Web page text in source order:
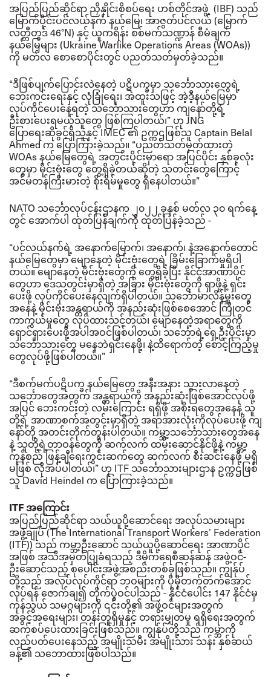
အပြည်ပြည်ဆိုင်ရာ ညှိနှိုင်းစိစပ်ရေး ဟစ်တိုင်အဖွဲ့ (IBF) သည်
မြောက်ပိုင်းပင်လယ်နက် နယ်မြေ၊ အာဇွတ်ပင်လယ် (မြောက်
လတ္တီတွဒ်46°N) နှင့် ယူကရိန်း စစ်မက်သဏ္ဍာန် စီမံချက်
နယ်မြေများ (Ukraine Warlike Operations Areas (WOAs))
ကို မတ်လ စောစောပိုင်းတွင် ပညတ်သတ်မှတ်ခဲ့သည်။
“ဒီဖြစ်ပျက်ပြောင်းလဲနေတဲ့ ပဋိပက္ခမှာ သင်္ဘောသားတွေရဲ့
ဘေးကင်းရေးနှင့် လုံခြုံရေး၊ အထူးသဖြင့် အဲ့ဒီ့နယ်မြေမှာ
လုပ်ကိုင်ပေးနေရတဲ့ သင်္ဘောသားတွေဟာ ကျနော်တို့ရဲ့
ဦးစားပေးရမယ့်သူတွေ ဖြစ်ကြပါတယ်၊” ဟုJNG
ပြောရေးဆိုခွင့်ရှိသူနှင့်IMEC၏ ဥက္ကဌဖြစ်သူCaptain Belal
Ahmedက ပြောကြားခဲ့သည်။ “ပညတ်သတ်မှတ်ထားတဲ့
WOAsနယ်မြေတွေရဲ့ အတွင်းပိုင်းမှာရော အပြင်ပိုင်း နှစ်ခုလုံး
တွေမှာ မိုင်းဗုံးတွေ တွေ့ရှိခဲ့တယ်ဆိုတဲ့ သတင်းတွေကြောင့်
အင်မတန်ကြီးမားတဲ့ စိုးရိမ်မှုတွေ ရှိနေပါတယ်။”
NATO သင်္ဘောလုပ်ငန်းဌာနက ၂၀၂၂ ခုနှစ် မတ်လ ၃၀ ရက်နေ့
တွင် အောက်ပါ ထုတ်ပြန်ချက်ကို ထုတ်ပြန်ခဲ့သည် -
“ပင်လယ်နက်ရဲ့ အနောက်မြောက်၊ အနောက်၊ နဲ့အနောက်တောင်
နယ်မြေတွေမှာ မျောနေတဲ့ မိုင်းဗုံးတွေရဲ့ ခြိမ်းခြောက်မှုရှိပါ
တယ်။မျောနေတဲ့ မိုင်းဗုံးတွေကို တွေ့ရှိခဲ့ပြီး နိုင်ငံ့အာဏာပိုင်
တွေဟာ ဒေသတွင်းမှာရှိတဲ့ အခြား မိုင်းဗုံးတွေကို ရှာဖို့နဲ့ ရှင်း
ပေးဖို့ လုပ်ကိုင်ပေးနေလျက်ရှိပါတယ်။ သင်္ဘောမာလိန်မှူးတွေ
အနေနဲ့ မိုင်းဗုံးအန္တရာယ်ကို အနည်းဆုံးဖြစ်စေအောင် ကြိုတင်
ကာကွယ်မှုတွေ လုပ်ထားသင့်တယ်၊ မျောနေတဲ့အရာတွေကို
ရှောင်ရှားပေးဖို့အပါအဝင်ဖြစ်ပါတယ်၊ သင်္ဘောရဲ့ရှေ့ဦးပိုင်းမှာ
သင်္ဘောသားတွေ မနေဘဲရှင်းနေဖို့၊ နဲ့ထိရောက်တဲ့ စောင့်ကြည့်မှု
တွေလုပ်ဖို့ဖြစ်ပါတယ်။”
“ဒီစက်မက်ပဋိပက္ခ နယ်မြေတွေ အနီးအနား သွားလာနေတဲ့
သင်္ဘောတွေအတွက် အန္တရာယ်ကို အနည်းဆုံးဖြစ်အောင်လုပ်ဖို့
အပြင် ဘေးကင်းတဲ့ လမ်းကြောင်း ရရှိဖို့ အစိုးရတွေအနေနဲ့ သူ
တို့ရဲ့ အာဏာစက်အတွင်းမှာရှိတဲ့ အရာအားလုံးကိုလုပ်ပေးဖို့ ကျ
နော်တို့ အတင်းတိုက်တွန်းပါတယ်။ ကမ္ဘာ့သင်္ဘောသားတွေအနေ
နဲ့ သူတို့ရဲ့တာဝန်တွေကို ဆက်လက် ထမ်းဆောင်နိုင်ဖို့နဲ့ ကမ္ဘာ့
ကုန်စည် ဖြန့်ချီရေးကွင်းဆက်တွေ ဆက်လက် စီးဆင်းနေဖို့ မရှိ
မဖြစ် လိုအပ်ပါတယ်၊” ဟု ITF သင်္ဘောသားများဌာန ဥက္ကဌဖြစ်
သူDavid Heindel က ပြောကြားခဲ့သည်။
ITFအကြောင်း
အပြည်ပြည်ဆိုင်ရာ သယ်ယူပို့ဆောင်ရေး အလုပ်သမားများ
အဖွဲ့ချုပ်(The International Transport Workers’ Federation
(ITF))သည် ကမ္ဘာ့ဦးဆောင် သယ်ယူပို့ဆောင်ရေး အာဏာပိုင်
အဖြစ် အသိအမှတ်ပြုခံရသည့် ဒီမိုကရေစီဆန်ဆန် အဖွဲ့ဝင်-
ဦးဆောင်သည့် စုပေါင်းအဖွဲ့အစည်းတစ်ခုဖြစ်သည်။ ကျွန်ုပ်
တို့သည် အလုပ်လုပ်ကိုင်ရာဘဝများကို ပိုမိုတက်တက်အောင်
လုပ်ရန်ဇောက်ချ၍ တိုက်ပွဲဝင်ပါသည်-နိုင်ငံပေါင်း 147နိုင်ငံမှ
ကုန်သွယ် သမဂ္ဂများကို ၎င်းတို့၏ အဖွဲ့ဝင်များအတွက်
အခွင့်အရေးများ၊ တန်းတူရှိမှုနှင့် တရားမျှတမှု ရရှိရေးအတွက်
ဆက်စပ်ပေးထားခြင်းဖြစ်သည်။ ကျွန်ုပ်တို့သည်ကမ္ဘာကို
လည်ပတ်ပေးနေသည့် အမျိုးသမီး အမျိုးသားသန်းနှစ်ဆယ်
ခန့်၏ သဘောထားဖြစ်ပါသည်။